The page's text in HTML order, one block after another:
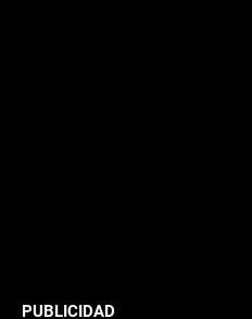
PUBLICIDAD